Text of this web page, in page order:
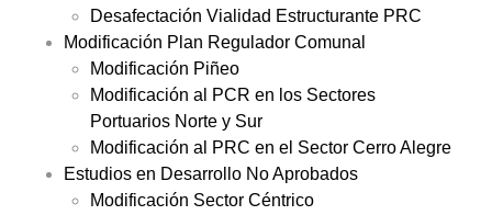
Desafectación Vialidad Estructurante PRC
Modificación Plan Regulador Comunal
Modificación Piñeo
Modificación al PCR en los Sectores
Portuarios Norte y Sur
Modificación al PRC en el Sector Cerro Alegre
Estudios en Desarrollo No Aprobados
Modificación Sector Céntrico